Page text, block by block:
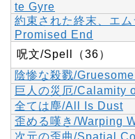
te Gyre
約束された終末、エ
Promised End
呪文/Spell（36）
陰惨な殺戮/
巨人の災厄/Calamity
全ては塵/All Is Dust
歪める嘆き/Warping